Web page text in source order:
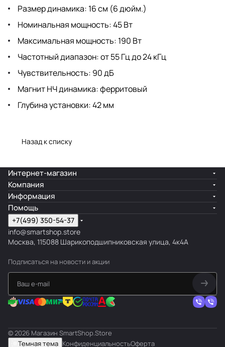
Размер динамика: 16 см (6 дюйм.)
Номинальная мощность: 45 Вт
Максимальная мощность: 190 Вт
Частотный диапазон: от 55 Гц до 24 кГц
Чувствительность: 90 дБ
Магнит НЧ динамика: ферритовый
Глубина установки: 42 мм
Назад к списку
Интернет-магазин
Компания
Информация
Помощь
+7(499) 350-54-37
info@smartshop.store
Москва, 115088 Шарикоподшипниковская улица, 4к4А
Подписаться на новости и акции
© 2026 Магазин SmartShop.Store
Темная тема КонфиденциальностьОферта